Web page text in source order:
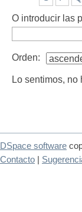
O introducir las
Orden:
Lo sentimos,
DSpace software
Contacto